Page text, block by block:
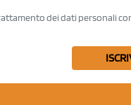
dei dati personali